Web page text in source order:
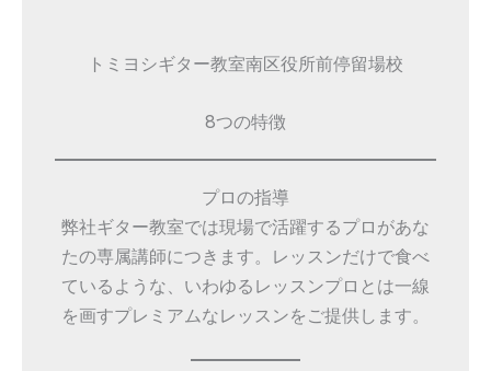
トミヨシギター教室南区役所前停留場校
8つの特徴
プロの指導
弊社ギター教室では現場で活躍するプロがあな
たの専属講師につきます。レッスンだけで食べ
ているような、いわゆるレッスンプロとは一線
を画すプレミアムなレッスンをご提供します。